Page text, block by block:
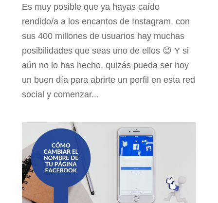
Es muy posible que ya hayas caído
rendido/a a los encantos de Instagram, con
sus 400 millones de usuarios hay muchas
posibilidades que seas uno de ellos 😉 Y si
aún no lo has hecho, quizás pueda ser hoy
un buen día para abrirte un perfil en esta red
social y comenzar...